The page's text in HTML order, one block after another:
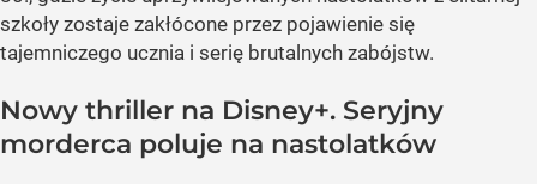
szkoły zostaje zakłócone przez pojawienie się
tajemniczego ucznia i serię brutalnych zabójstw.
Nowy thriller na Disney+. Seryjny
morderca poluje na nastolatków